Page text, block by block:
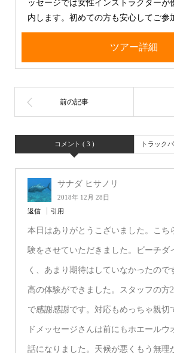
ッセージでは女性インストラクターが
内します。初めての方も安心してご参
ツアー詳細
コメント ( 3 ) トラック
サナダ ヒサノリ
2018年 12月 28日
返信
引用
本日はありがとうこざいました。こち
験をさせていただきました。ビーチダ
く、あまり期待はしていなかったので
高の体験ができました。スタッフの方
で感謝感謝です。対応もめっちゃ親切
ドメッセージさんは前にもホエールウ
話になりました。天候が悪くもう無理